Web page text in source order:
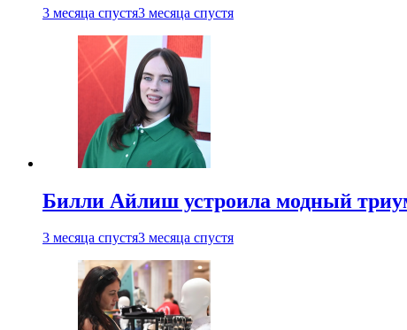
3 месяца спустя3 месяца спустя
Билли Айлиш устроила модный
3 месяца спустя3 месяца спустя